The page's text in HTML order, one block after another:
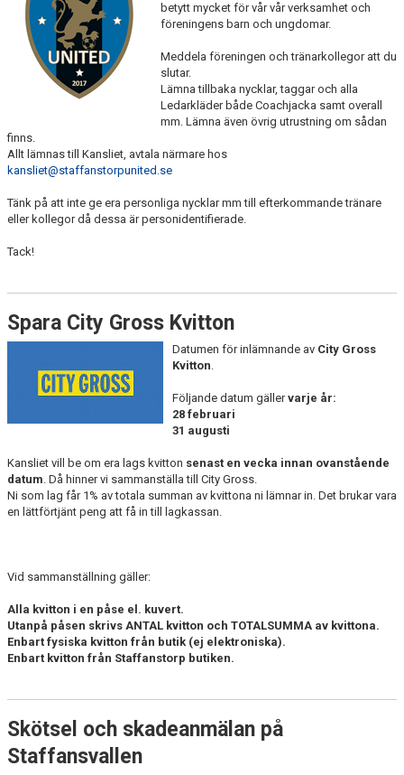
PARTNERS
OM SUFC
betytt mycket för vår vår verksamhet och
föreningens barn och ungdomar.
Meddela föreningen och tränarkollegor att du
slutar.
Lämna tillbaka nycklar, taggar och alla
Ledarkläder både Coachjacka samt overall
mm. Lämna även övrig utrustning om sådan
finns.
Allt lämnas till Kansliet, avtala närmare hos
kansliet@staffanstorpunited.se
Tänk på att inte ge era personliga nycklar mm till efterkommande tränare
eller kollegor då dessa är personidentifierade.
Tack!
Spara City Gross Kvitton
Datumen för inlämnande av City Gross
Kvitton.
Följande datum gällervarje år:
28 februari
31 augusti
Kansliet vill be om era lags kvitton senast en vecka innan ovanstående
datum. Då hinner vi sammanställa till City Gross.
Ni som lag får 1% av totala summan av kvittona ni lämnar in. Det brukar vara
en lättförtjänt peng att få in till lagkassan.
Vid sammanställning gäller:
Alla kvitton i en påse el. kuvert.
Utanpå påsen skrivs ANTAL kvitton och TOTALSUMMA av kvittona.
Enbart fysiska kvitton från butik (ej elektroniska).
Enbart kvitton från Staffanstorp butiken.
Skötsel och skadeanmälan på
Staffansvallen